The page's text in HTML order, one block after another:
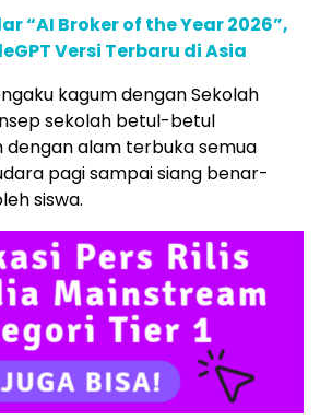
“AI Broker of the Year 2026”,
Versi Terbaru di Asia
kagum dengan Sekolah
sekolah betul-betul
dengan alam terbuka semua
pagi sampai siang benar-
siswa.